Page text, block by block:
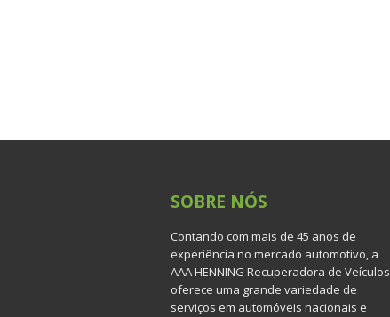
SOBRE NÓS
Contando com mais de 45 anos de
experiência no mercado automotivo, a
AAA HENNING Recuperadora de Veículos
oferece uma grande variedade de
serviços em automóveis nacionais e